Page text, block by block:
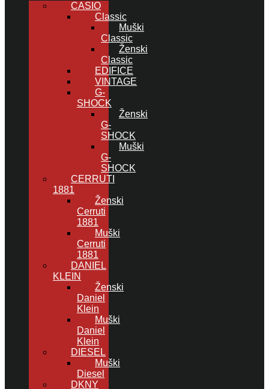
CASIO
Classic
Muški
Classic
Ženski
Classic
EDIFICE
VINTAGE
G-
SHOCK
Ženski
G-
SHOCK
Muški
G-
SHOCK
CERRUTI
1881
Ženski
Cerruti
1881
Muški
Cerruti
1881
DANIEL
KLEIN
Ženski
Daniel
Klein
Muški
Daniel
Klein
DIESEL
Muški
Diesel
DKNY